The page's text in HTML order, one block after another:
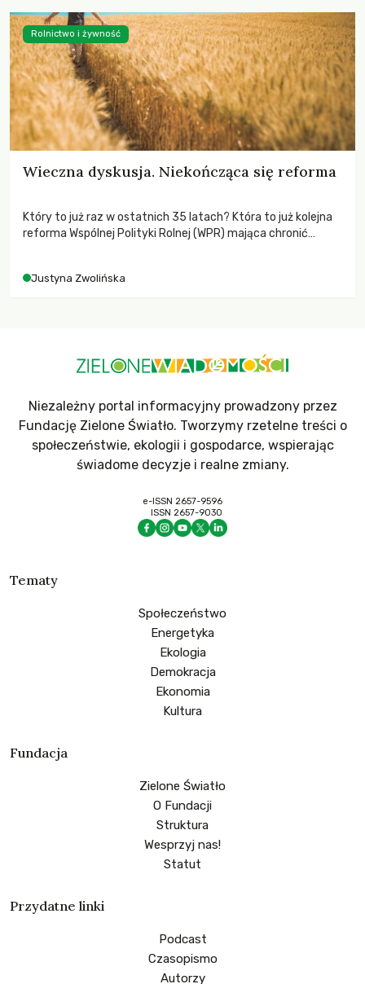
Wieczna dyskusja. Niekończąca się reforma
Który to już raz w ostatnich 35 latach? Która to już kolejna
reforma Wspólnej Polityki Rolnej (WPR) mająca chronić
Justyna Zwolińska
Rolnictwo i żywność
Niezależny portal informacyjny prowadzony przez
Fundację Zielone Światło. Tworzymy rzetelne treści o
społeczeństwie, ekologii i gospodarce, wspierając
świadome decyzje i realne zmiany.
e-ISSN 2657-9596
ISSN 2657-9030
Tematy
Społeczeństwo
Energetyka
Ekologia
Demokracja
Ekonomia
Kultura
Fundacja
Zielone Światło
O Fundacji
Struktura
Wesprzyj nas!
Statut
Przydatne linki
Podcast
Czasopismo
Autorzy